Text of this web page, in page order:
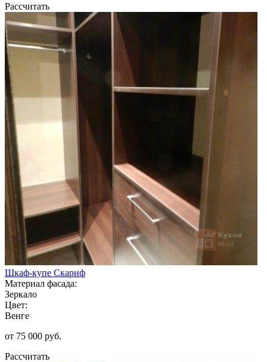
Рассчитать
Шкаф-купе Скариф
Материал фасада:
Зеркало
Цвет:
Венге
от 75 000 руб.
Рассчитать